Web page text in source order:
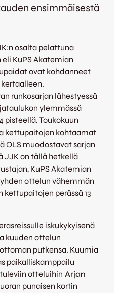
ensimmäisestä
osalta pelattuna
KuPS Akatemian
ovat kohdanneet
runkosarjan lähestyessä
ylemmässä
pisteellä. Toukokuun
kettupaitojen kohtaamat
OLS muodostavat sarjan
JJK on tällä hetkellä
KuPS Akatemian
ottelun vähemmän
kettupaitojen perässä 13
iskukykyisenä
kuuden ottelun
putkensa. Kuumia
paikalliskamppailu
otteluihin Arjan
punaisen kortin